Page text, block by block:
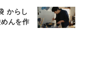
からし
んを作